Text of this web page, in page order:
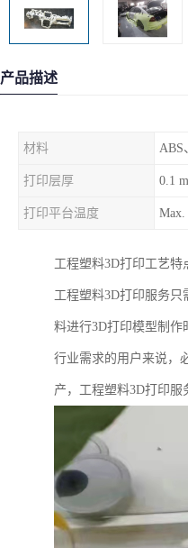
产品描述
材料 ABS
打印层厚 0.1
打印平台温度 Max.
工程塑料3D打印工艺
工程塑料3D打印服务
料进行3D打印模型制作
行业需求的用户来说，
产，工程塑料3D打印服